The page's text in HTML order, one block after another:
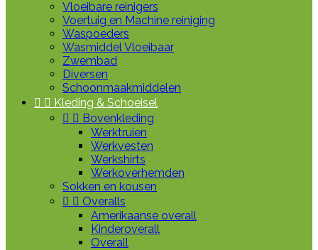
Vloeibare reinigers
Voertuig en Machine reiniging
Waspoeders
Wasmiddel Vloeibaar
Zwembad
Diversen
Schoonmaakmiddelen
  Kleding & Schoeisel
  Bovenkleding
Werktruien
Werkvesten
Werkshirts
Werkoverhemden
Sokken en kousen
  Overalls
Amerikaanse overall
Kinderoverall
Overall